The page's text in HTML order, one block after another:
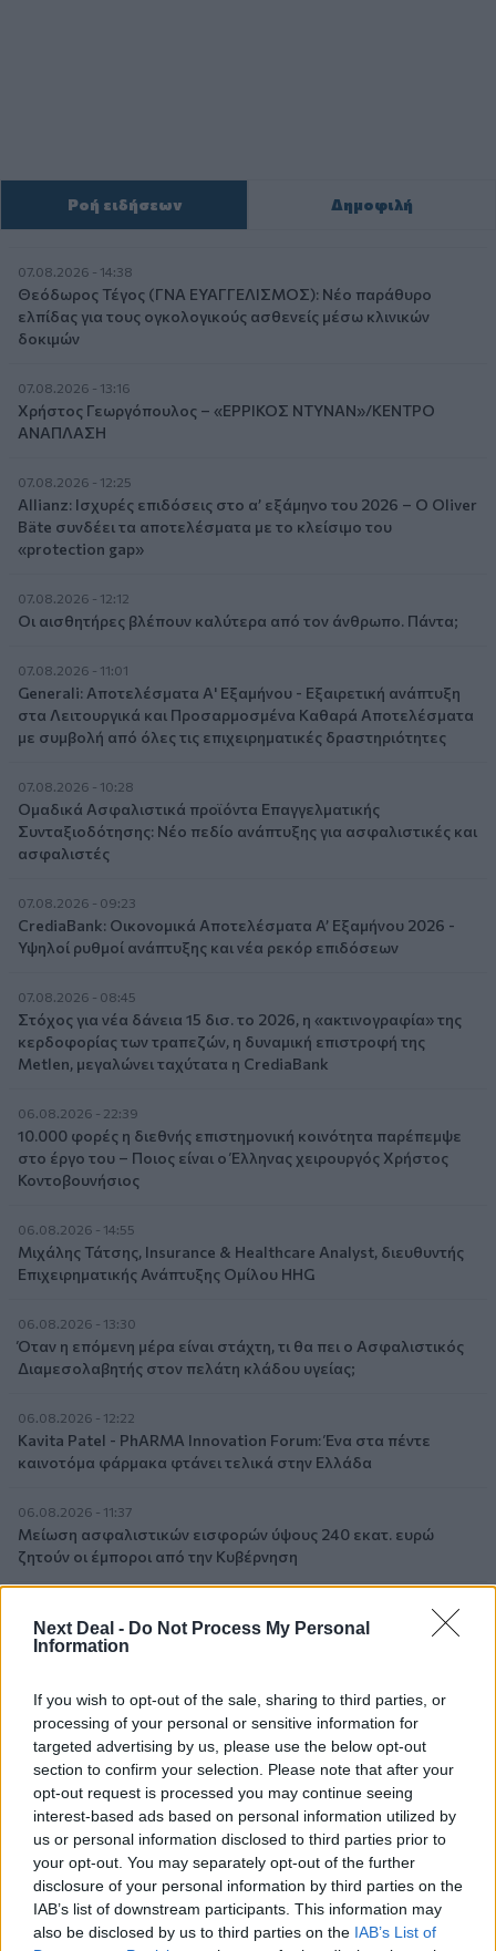
Next Deal - Do Not Process My Personal
Information
If you wish to opt-out of the sale, sharing to third parties, or
processing of your personal or sensitive information for
targeted advertising by us, please use the below opt-out
section to confirm your selection. Please note that after your
opt-out request is processed you may continue seeing
interest-based ads based on personal information utilized by
us or personal information disclosed to third parties prior to
your opt-out. You may separately opt-out of the further
disclosure of your personal information by third parties on the
IAB’s list of downstream participants. This information may
also be disclosed by us to third parties on the IAB’s List of
Ροή ειδήσεων Δημοφιλή
07.08.2026 - 14:38
Θεόδωρος Τέγος (ΓΝΑ ΕΥΑΓΓΕΛΙΣΜΟΣ): Νέο παράθυρο
ελπίδας για τους ογκολογικούς ασθενείς μέσω κλινικών
δοκιμών
07.08.2026 - 13:16
Χρήστος Γεωργόπουλος – «ΕΡΡΙΚΟΣ ΝΤΥΝΑΝ»/ΚΕΝΤΡΟ
ΑΝΑΠΛΑΣΗ
07.08.2026 - 12:25
Allianz: Ισχυρές επιδόσεις στο α’ εξάμηνο του 2026 – Ο Oliver
Bäte συνδέει τα αποτελέσματα με το κλείσιμο του
«protection gap»
07.08.2026 - 12:12
Οι αισθητήρες βλέπουν καλύτερα από τον άνθρωπο. Πάντα;
07.08.2026 - 11:01
Generali: Αποτελέσματα Α' Εξαμήνου - Εξαιρετική ανάπτυξη
στα Λειτουργικά και Προσαρμοσμένα Καθαρά Αποτελέσματα
με συμβολή από όλες τις επιχειρηματικές δραστηριότητες
07.08.2026 - 10:28
Ομαδικά Ασφαλιστικά προϊόντα Επαγγελματικής
Συνταξιοδότησης: Νέο πεδίο ανάπτυξης για ασφαλιστικές και
ασφαλιστές
07.08.2026 - 09:23
CrediaBank: Οικονομικά Αποτελέσματα A’ Εξαμήνου 2026 -
Υψηλοί ρυθμοί ανάπτυξης και νέα ρεκόρ επιδόσεων
07.08.2026 - 08:45
Στόχος για νέα δάνεια 15 δισ. το 2026, η «ακτινογραφία» της
κερδοφορίας των τραπεζών, η δυναμική επιστροφή της
Metlen, μεγαλώνει ταχύτατα η CrediaBank
06.08.2026 - 22:39
10.000 φορές η διεθνής επιστημονική κοινότητα παρέπεμψε
στο έργο του – Ποιος είναι ο Έλληνας χειρουργός Χρήστος
Κοντοβουνήσιος
06.08.2026 - 14:55
Μιχάλης Τάτσης, Insurance & Healthcare Analyst, διευθυντής
Επιχειρηματικής Ανάπτυξης Ομίλου HHG
06.08.2026 - 13:30
Όταν η επόμενη μέρα είναι στάχτη, τι θα πει ο Ασφαλιστικός
Διαμεσολαβητής στον πελάτη κλάδου υγείας;
06.08.2026 - 12:22
Kavita Patel - PhARMA Innovation Forum: Ένα στα πέντε
καινοτόμα φάρμακα φτάνει τελικά στην Ελλάδα
06.08.2026 - 11:37
Μείωση ασφαλιστικών εισφορών ύψους 240 εκατ. ευρώ
ζητούν οι έμποροι από την Κυβέρνηση
Ευρώπη: Μπορεί η κλιματική αλλαγή να οδηγήσει σε
ενεργειακή κρίση;
06.08.2026 - 09:15
Στέλιος Λιανός – INTERAMERICAN / Αθηναϊκή Γενική Κλινική
06.08.2026 - 08:40
Η γαλλική «ψήφος» στο «καλώδιο» και τα συμφέροντα, οι
ελληνικές τράπεζες «πρωταθλήτριες» στα δάνεια, νέο deal
Βαρδινογιάννη- Εξάρχου και ο διπλασιασμός των κερδών της
ΔΕΗ
05.08.2026
Randy Schekman, Νομπελίστας Ιατρικής: «Σε πέντε χρόνια